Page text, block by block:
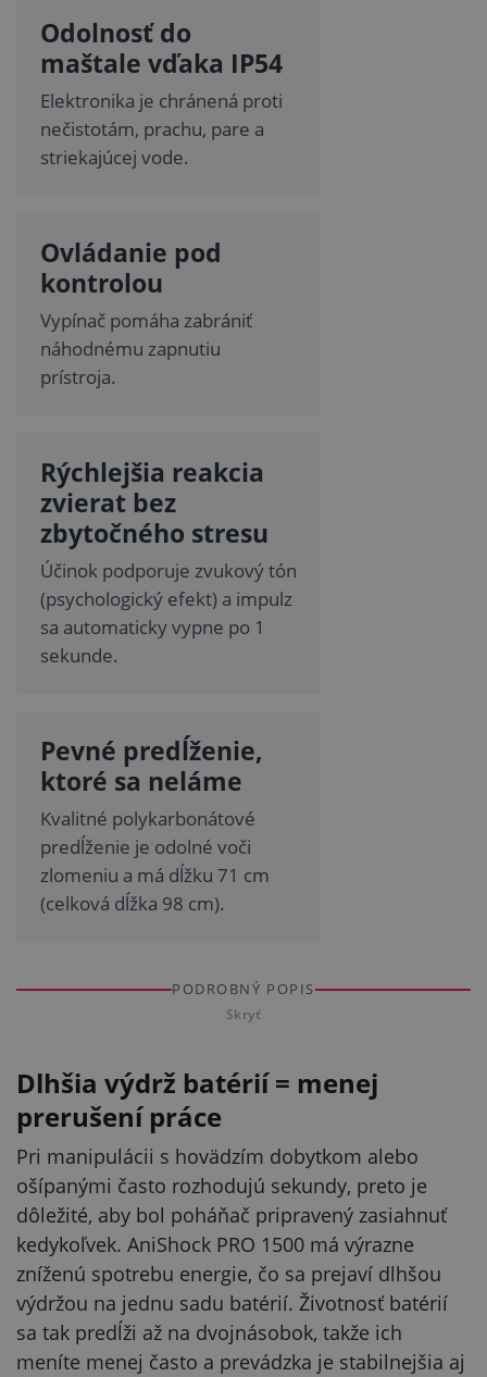
Odolnosť do
maštale vďaka IP54
Elektronika je chránená proti
nečistotám, prachu, pare a
striekajúcej vode.
Ovládanie pod
kontrolou
Vypínač pomáha zabrániť
náhodnému zapnutiu
prístroja.
Rýchlejšia reakcia
zvierat bez
zbytočného stresu
Účinok podporuje zvukový tón
(psychologický efekt) a impulz
sa automaticky vypne po 1
sekunde.
Pevné predĺženie,
ktoré sa neláme
Kvalitné polykarbonátové
predĺženie je odolné voči
zlomeniu a má dĺžku 71 cm
(celková dĺžka 98 cm).
PODROBNÝ POPIS
Skryť
Dlhšia výdrž batérií = menej
prerušení práce
Pri manipulácii s hovädzím dobytkom alebo
ošípanými často rozhodujú sekundy, preto je
dôležité, aby bol poháňač pripravený zasiahnuť
kedykoľvek. AniShock PRO 1500 má výrazne
zníženú spotrebu energie, čo sa prejaví dlhšou
výdržou na jednu sadu batérií. Životnosť batérií
sa tak predĺži až na dvojnásobok, takže ich
meníte menej často a prevádzka je stabilnejšia aj